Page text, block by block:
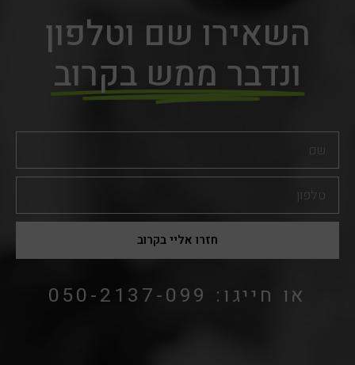
השאירו שם וטלפון
ונדבר ממש בקרוב
חזרו אליי בקרוב
או חייגו: 050-2137-099